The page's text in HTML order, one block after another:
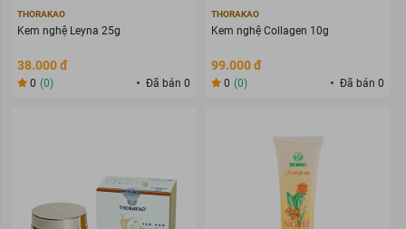
THORAKAO
Kem nghệ Leyna 25g
38.000 đ
0 (0) Đã bán 0
THORAKAO
Kem nghệ Collagen 10g
99.000 đ
0 (0) Đã bán 0